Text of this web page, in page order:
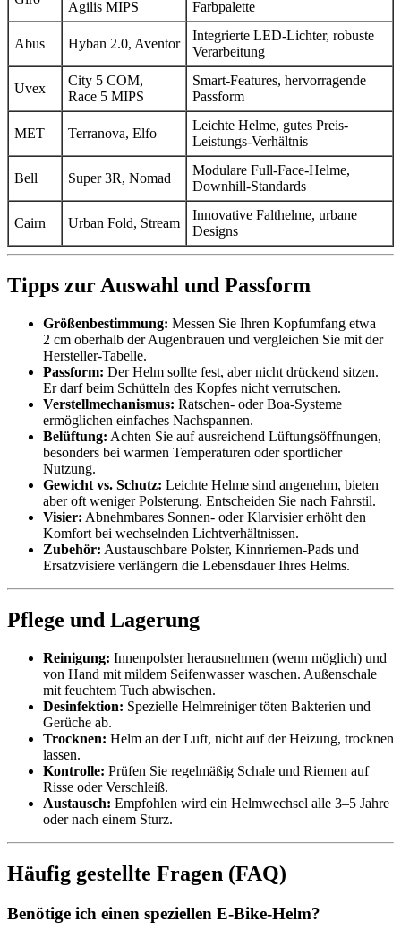
Agilis MIPS Farbpalette
Abus Hyban 2.0, Aventor
Integrierte LED‑Lichter, robuste
Verarbeitung
Uvex
City 5 COM,
Race 5 MIPS
Smart‑Features, hervorragende
Passform
MET Terranova, Elfo
Leichte Helme, gutes Preis-
Leistungs-Verhältnis
Bell Super 3R, Nomad
Modulare Full‑Face-Helme,
Downhill-Standards
Cairn Urban Fold, Stream
Innovative Falthelme, urbane
Designs
Tipps zur Auswahl und Passform
Größenbestimmung: Messen Sie Ihren Kopfumfang etwa
2 cm oberhalb der Augenbrauen und vergleichen Sie mit der
Hersteller-Tabelle.
Passform: Der Helm sollte fest, aber nicht drückend sitzen.
Er darf beim Schütteln des Kopfes nicht verrutschen.
Verstellmechanismus: Ratschen- oder Boa-Systeme
ermöglichen einfaches Nachspannen.
Belüftung: Achten Sie auf ausreichend Lüftungsöffnungen,
besonders bei warmen Temperaturen oder sportlicher
Nutzung.
Gewicht vs. Schutz: Leichte Helme sind angenehm, bieten
aber oft weniger Polsterung. Entscheiden Sie nach Fahrstil.
Visier: Abnehmbares Sonnen- oder Klarvisier erhöht den
Komfort bei wechselnden Lichtverhältnissen.
Zubehör: Austauschbare Polster, Kinnriemen-Pads und
Ersatzvisiere verlängern die Lebensdauer Ihres Helms.
Pflege und Lagerung
Reinigung: Innenpolster herausnehmen (wenn möglich) und
von Hand mit mildem Seifenwasser waschen. Außenschale
mit feuchtem Tuch abwischen.
Desinfektion: Spezielle Helmreiniger töten Bakterien und
Gerüche ab.
Trocknen: Helm an der Luft, nicht auf der Heizung, trocknen
lassen.
Kontrolle: Prüfen Sie regelmäßig Schale und Riemen auf
Risse oder Verschleiß.
Austausch: Empfohlen wird ein Helmwechsel alle 3–5 Jahre
oder nach einem Sturz.
Häufig gestellte Fragen (FAQ)
Benötige ich einen speziellen E‑Bike-Helm?